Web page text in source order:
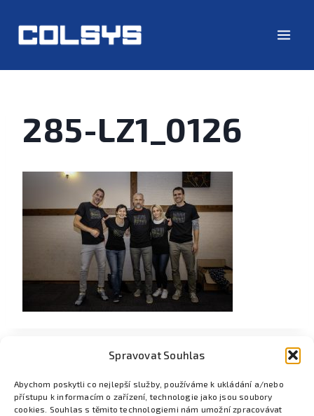
Spravovat Souhlas
Abychom poskytli co nejlepší služby, používáme k ukládání a/nebo
přístupu k informacím o zařízení, technologie jako jsou soubory
cookies. Souhlas s těmito technologiemi nám umožní zpracovávat
285-LZ1_0126